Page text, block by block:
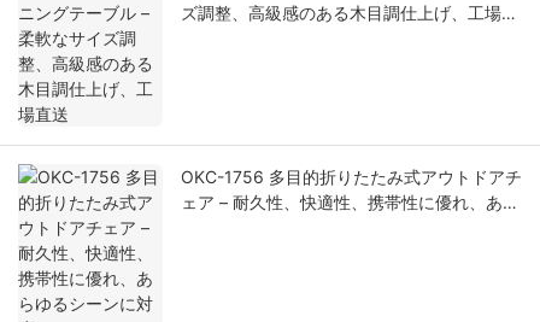
ズ調整、高級感のある木目調仕上げ、工場直
OKC-1756 多目的折りたたみ式アウトドアチ
ェア – 耐久性、快適性、携帯性に優れ、あら